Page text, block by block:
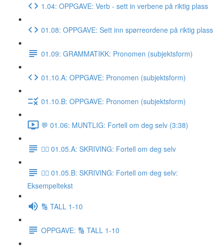
1.04: OPPGAVE: Verb - sett in verbene på riktig plass
01.08: OPPGAVE: Sett inn spørreordene på riktig plass
01.09: GRAMMATIKK: Pronomen (subjektsform)
01.10.A: OPPGAVE: Pronomen (subjektsform)
01.10.B: OPPGAVE: Pronomen (subjektsform)
💬 01.06: MUNTLIG: Fortell om deg selv (3:38)
✍🏼 01.05.A: SKRIVING: Fortell om deg selv
✍🏼 01.05.B: SKRIVING: Fortell om deg selv:
Eksempeltekst
🔢 TALL 1-10
OPPGAVE: 🔢 TALL 1-10